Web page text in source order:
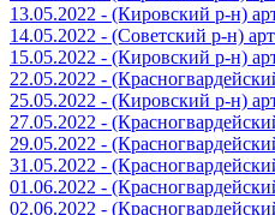
13.05.2022 - (Кировский р-н)
14.05.2022 - (Советский р-н)
15.05.2022 - (Кировский р-н)
22.05.2022 -
25.05.2022 - (Кировский р-н)
27.05.2022 -
29.05.2022 -
31.05.2022 -
01.06.2022 -
02.06.2022 -